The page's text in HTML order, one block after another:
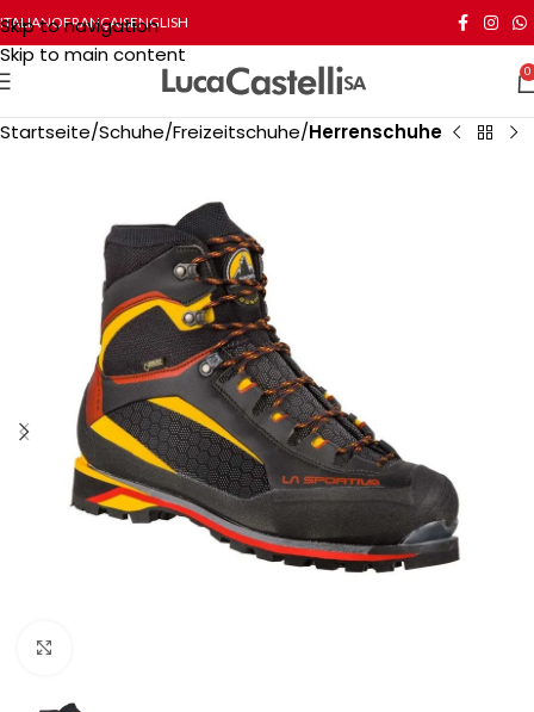
Skip to navigation
Skip to main content
ITALIANOFRANÇAISENGLISH
0
Startseite Schuhe Freizeitschuhe Herrenschuhe